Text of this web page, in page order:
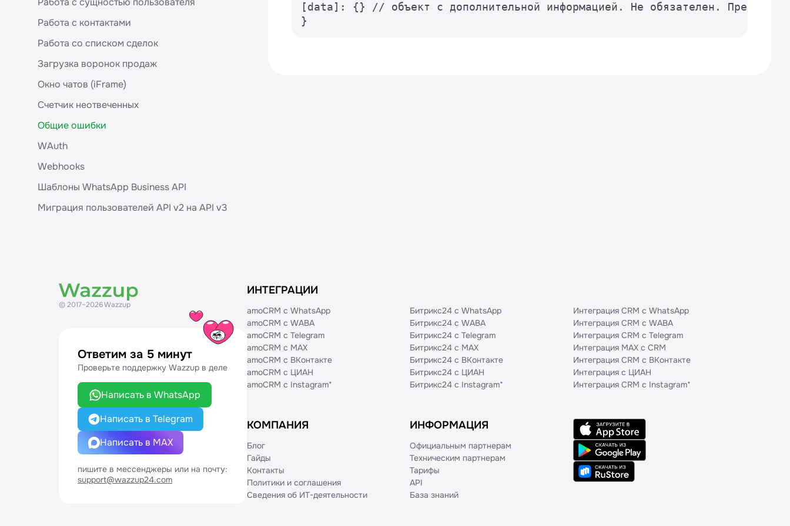
МойСклад (amgroup)
Мегаплан
KitCRM
MAG.Travel
365CRM
Адвантшоп
PrivateCRM
AppEvent
OkoCRM
Мой Класс
АвтоДилер Онлайн
STOCRM
EnvyCRM
МояКоманда
Аспро.Cloud
Почему шаблон WABA в чате выглядит по-
другому
Каналы
Сообщения
Групповые чаты WhatsApp
Шаблоны WABA
Шаблоны Wazzup
WABA-профиль
WABA Баланс и лимиты
Окно чатов
iframe для работы с каналами и шаблонами
Пользователи
Сделки
Создание интеграции в маркетплейсе
Работа с контактами
Работа со списком сделок
Загрузка воронок продаж
Окно чатов (iFrame)
Счетчик неотвеченных
Общие ошибки
WAuth
Webhooks
Шаблоны WhatsApp Business API
Миграция пользователей API v2 на API v3
[data]: {} // объект с дополнительной информацией. Не обязателен.
}
© 2017–2026 Wazzup
Ответим за 5 минут
Проверьте поддержку Wazzup в деле
Написать в WhatsApp
Написать в Telegram
Написать в MAX
пишите в мессенджеры или на почту:
support@wazzup24.com
ИНТЕГРАЦИИ
amoCRM с WhatsApp
amoCRM с WABA
amoCRM с Telegram
amoCRM с MAX
amoCRM с ВКонтакте
amoCRM с ЦИАН
amoCRM с Instagram*
Битрикс24 с WhatsApp
Битрикс24 с WABA
Битрикс24 с Telegram
Битрикс24 с MAX
Битрикс24 с ВКонтакте
Битрикс24 с ЦИАН
Битрикс24 с Instagram*
Интеграция CRM с WhatsApp
Интеграция CRM с WABA
Интеграция CRM с Telegram
Интеграция MAX с CRM
Интеграция CRM с ВКонтакте
Интеграция с ЦИАН
Интеграция CRM с Instagram*
КОМПАНИЯ
Блог
Гайды
Контакты
Политики и соглашения
Сведения об ИТ-деятельности
ИНФОРМАЦИЯ
Официальным партнерам
Техническим партнерам
Тарифы
API
База знаний